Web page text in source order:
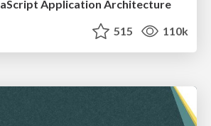
Application Architecture
515 110k